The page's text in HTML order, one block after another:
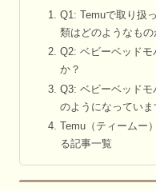
Q1: Temuで取り扱
類はどのようなもの
Q2: ベビーベッド
か？
Q3: ベビーベッド
のようになっていま
Temu（ティームー
る記事一覧